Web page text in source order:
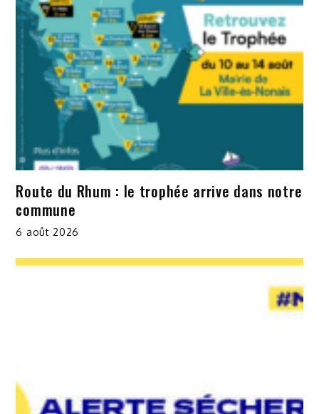
Route du Rhum : le trophée arrive dans notre
commune
6 août 2026